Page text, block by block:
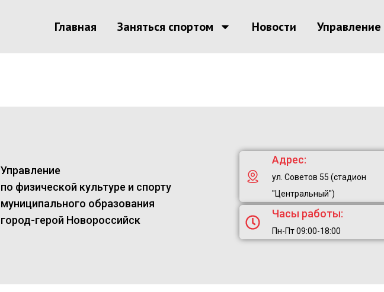
Главная Заняться спортом Новости Управление
Управление
по физической культуре и спорту
муниципального образования
город-герой Новороссийск
Адрес:
ул. Советов 55 (стадион
"Центральный")
Часы работы:
Пн-Пт 09:00-18:00